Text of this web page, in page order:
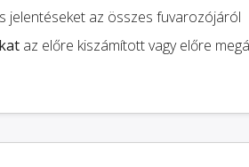
jelentéseket az összes fuvarozójáról
az előre kiszámított vagy előre